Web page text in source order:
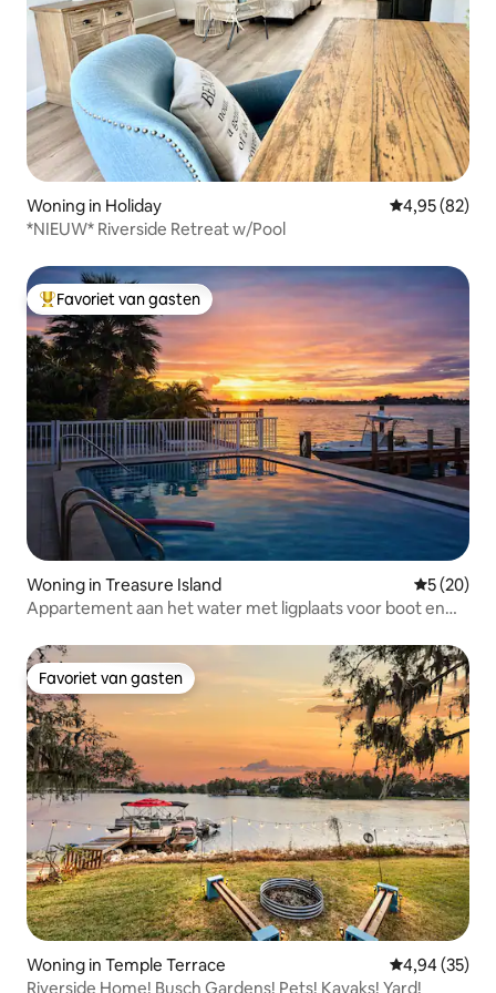
Woning in Holiday Gemiddelde
4,95 (82)
*NIEUW* Riverside Retreat w/Pool
Topfavoriet van gasten
Favoriet van gasten
Woning in Treasure Island
5 (20)
Appartement aan het water met ligplaats voor boot en
Favoriet van gasten
Favoriet van gasten
Woning in Temple Terrace Gemiddelde
4,94 (35)
Riverside Home! Busch Gardens! Pets! Kayaks! Yard!